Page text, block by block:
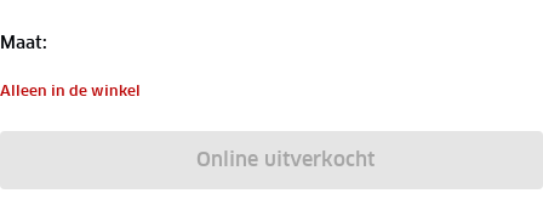
Maat:
Alleen in de winkel
Online uitverkocht